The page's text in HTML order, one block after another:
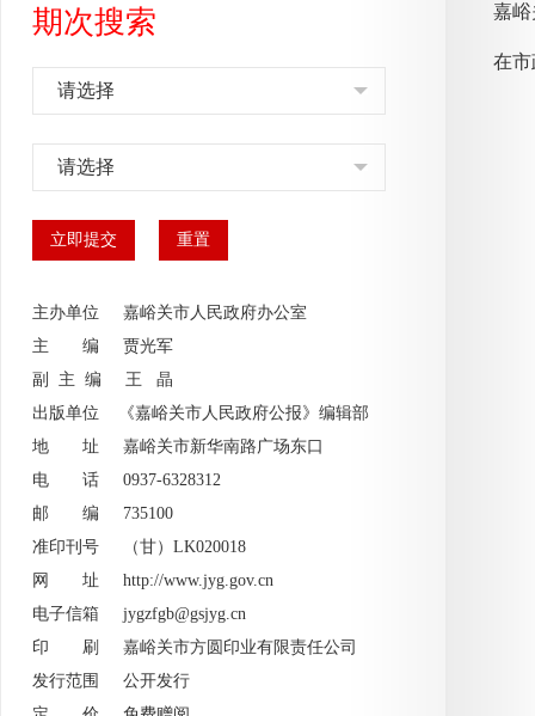
期次搜索
请选择
请选择
主办单位 嘉峪关市人民政府办公室
主 编 贾光军
副 主 编 王 晶
出版单位 《嘉峪关市人民政府公报》编辑部
地 址 嘉峪关市新华南路广场东口
电 话 0937-6328312
邮 编 735100
准印刊号 （甘）LK020018
网 址 http://www.jyg.gov.cn
电子信箱 jygzfgb@gsjyg.cn
印 刷 嘉峪关市方圆印业有限责任公司
发行范围 公开发行
嘉
在